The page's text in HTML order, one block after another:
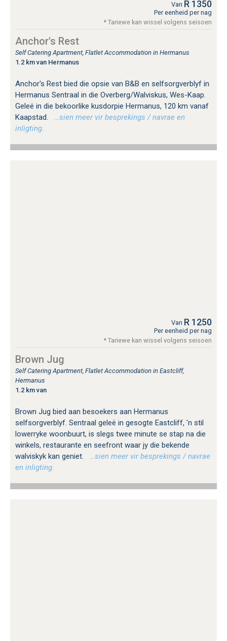
Van R 1350
Per eenheid per nag
* Tariewe kan wissel volgens seisoen
Anchor's Rest
Self Catering Apartment, Flatlet Accommodation in Hermanus
1.2 km van Hermanus
Anchor's Rest bied die opsie van B&B en selfsorgverblyf in
Hermanus Sentraal in die Overberg/Walviskus, Wes-Kaap.
Geleë in die bekoorlike kusdorpie Hermanus, 120 km vanaf
Kaapstad.
…sien meer vir besprekings / navrae en
inligting.
Van R 1250
Per eenheid per nag
* Tariewe kan wissel volgens seisoen
Brown Jug
Self Catering Apartment, Flatlet Accommodation in Eastcliff,
Hermanus
1.2 km van
Brown Jug bied aan besoekers aan Hermanus
selfsorgverblyf. Sentraal geleë in gesogte Eastcliff, 'n stil
lowerryke woonbuurt, is slegs twee minute se stap na die
winkels, restaurante en seefront waar jy die bekende
walviskyk kan geniet.
…sien meer vir besprekings / navrae
en inligting.